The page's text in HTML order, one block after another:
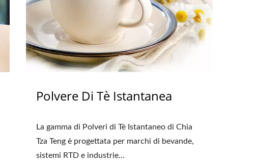
Polvere Di Tè Istantanea
La gamma di Polveri di Tè Istantaneo di Chia
Tza Teng è progettata per marchi di bevande,
sistemi RTD e industrie...